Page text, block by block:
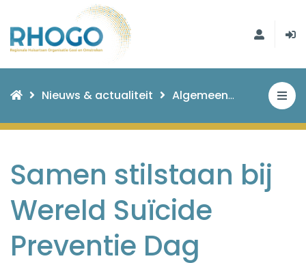
Nieuws & actualiteit Algemeen Samen
Samen stilstaan bij
Wereld Suïcide
Preventie Dag